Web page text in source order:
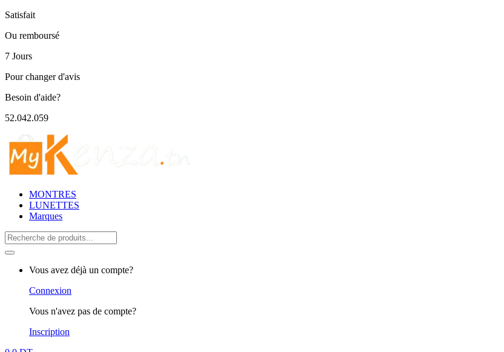
Satisfait
Ou remboursé
7 Jours
Pour changer d'avis
Besoin d'aide?
52.042.059
MONTRES
LUNETTES
Marques
Search
for:
Vous avez déjà un compte?
Connexion
Vous n'avez pas de compte?
Inscription